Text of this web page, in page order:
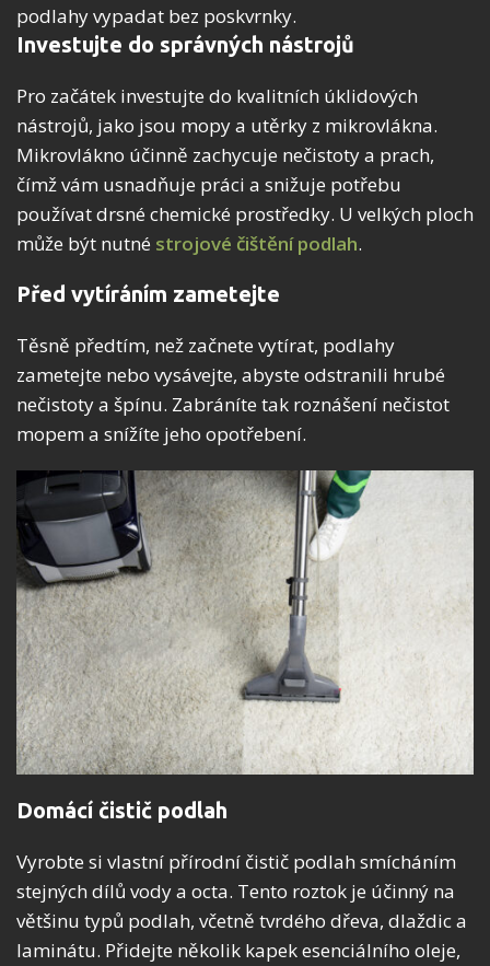
podlahy vypadat bez poskvrnky.
Investujte do správných nástrojů
Pro začátek investujte do kvalitních úklidových
nástrojů, jako jsou mopy a utěrky z mikrovlákna.
Mikrovlákno účinně zachycuje nečistoty a prach,
čímž vám usnadňuje práci a snižuje potřebu
používat drsné chemické prostředky. U velkých ploch
může být nutné strojové čištění podlah.
Před vytíráním zametejte
Těsně předtím, než začnete vytírat, podlahy
zametejte nebo vysávejte, abyste odstranili hrubé
nečistoty a špínu. Zabráníte tak roznášení nečistot
mopem a snížíte jeho opotřebení.
Domácí čistič podlah
Vyrobte si vlastní přírodní čistič podlah smícháním
stejných dílů vody a octa. Tento roztok je účinný na
většinu typů podlah, včetně tvrdého dřeva, dlaždic a
laminátu. Přidejte několik kapek esenciálního oleje,